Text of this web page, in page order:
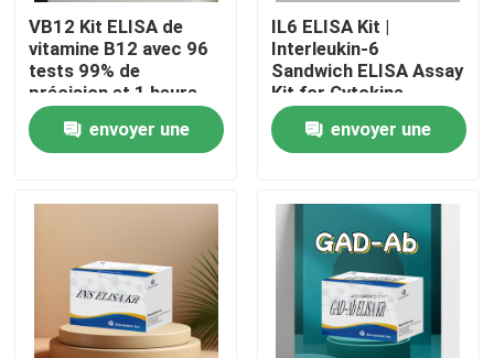
Maison
Visite de l'usine
VB12 Kit ELISA de
vitamine B12 avec 96
tests 99% de
précision et 1 heure
de temps d'essai pour
la recherche sur la
carence en vitamines
envoyer une
IL6 ELISA Kit |
Interleukin-6
Sandwich ELISA Assay
Kit for Cytokine
Quantitative Detection
in Biological Samples,
Serum, Plasma, Cell
envoyer une